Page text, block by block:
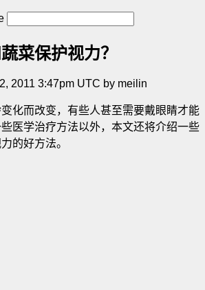
菜保护视力？
2011 3:47pm UTC by meilin
化而改变，有些人甚至需要戴眼睛才能
医学治疗方法以外，本文还将介绍一些
的好方法。